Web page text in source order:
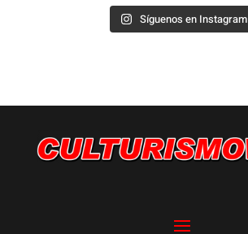
Síguenos en Instagram